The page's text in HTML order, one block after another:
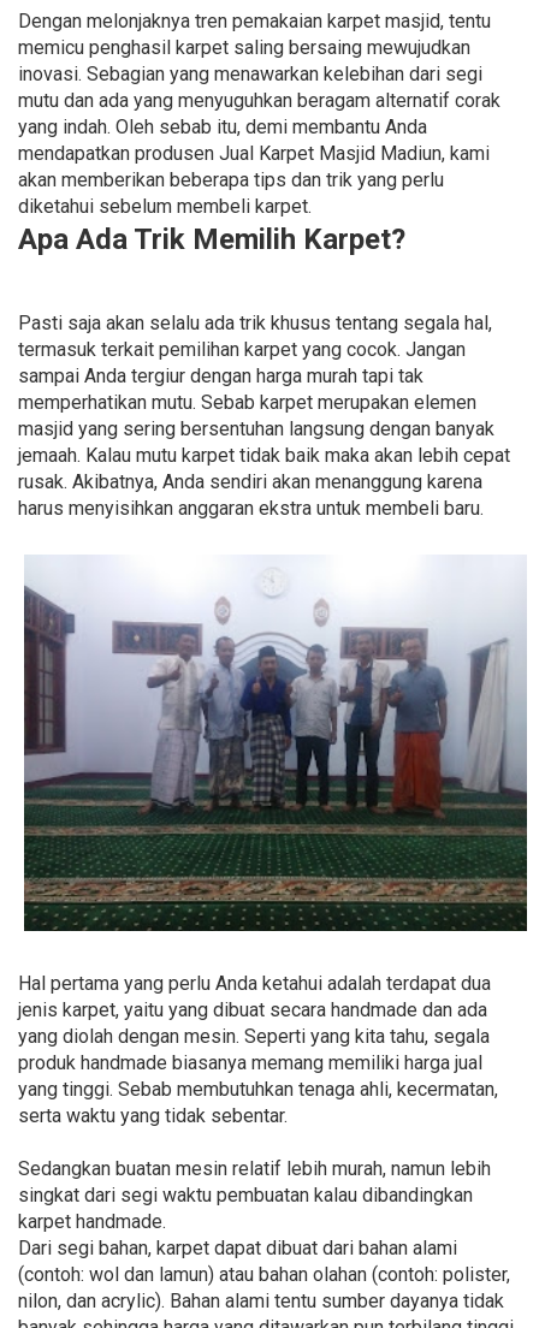
Dengan melonjaknya tren pemakaian karpet masjid, tentu
memicu penghasil karpet saling bersaing mewujudkan
inovasi. Sebagian yang menawarkan kelebihan dari segi
mutu dan ada yang menyuguhkan beragam alternatif corak
yang indah. Oleh sebab itu, demi membantu Anda
mendapatkan produsen Jual Karpet Masjid Madiun, kami
akan memberikan beberapa tips dan trik yang perlu
diketahui sebelum membeli karpet.
Apa Ada Trik Memilih Karpet?
Pasti saja akan selalu ada trik khusus tentang segala hal,
termasuk terkait pemilihan karpet yang cocok. Jangan
sampai Anda tergiur dengan harga murah tapi tak
memperhatikan mutu. Sebab karpet merupakan elemen
masjid yang sering bersentuhan langsung dengan banyak
jemaah. Kalau mutu karpet tidak baik maka akan lebih cepat
rusak. Akibatnya, Anda sendiri akan menanggung karena
harus menyisihkan anggaran ekstra untuk membeli baru.
Hal pertama yang perlu Anda ketahui adalah terdapat dua
jenis karpet, yaitu yang dibuat secara handmade dan ada
yang diolah dengan mesin. Seperti yang kita tahu, segala
produk handmade biasanya memang memiliki harga jual
yang tinggi. Sebab membutuhkan tenaga ahli, kecermatan,
serta waktu yang tidak sebentar.
Sedangkan buatan mesin relatif lebih murah, namun lebih
singkat dari segi waktu pembuatan kalau dibandingkan
karpet handmade.
Dari segi bahan, karpet dapat dibuat dari bahan alami
(contoh: wol dan lamun) atau bahan olahan (contoh: polister,
nilon, dan acrylic). Bahan alami tentu sumber dayanya tidak